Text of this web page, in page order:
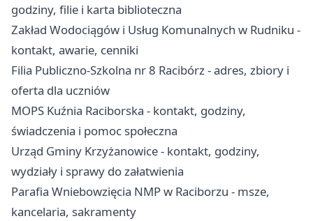
godziny, filie i karta biblioteczna
Zakład Wodociągów i Usług Komunalnych w Rudniku -
kontakt, awarie, cenniki
Filia Publiczno-Szkolna nr 8 Racibórz - adres, zbiory i
oferta dla uczniów
MOPS Kuźnia Raciborska - kontakt, godziny,
świadczenia i pomoc społeczna
Urząd Gminy Krzyżanowice - kontakt, godziny,
wydziały i sprawy do załatwienia
Parafia Wniebowzięcia NMP w Raciborzu - msze,
kancelaria, sakramenty